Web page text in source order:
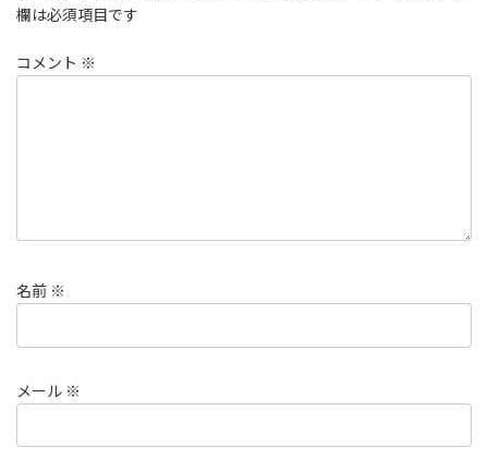
欄は必須項目です
コメント ※
名前 ※
メール ※